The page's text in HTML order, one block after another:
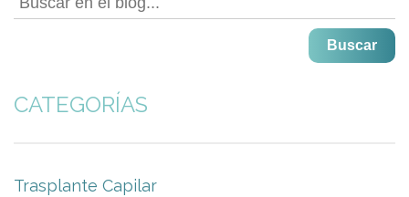
Buscar
CATEGORÍAS
Trasplante Capilar